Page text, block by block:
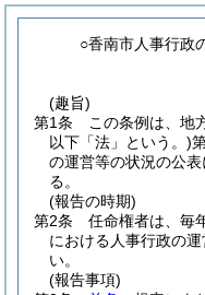
○香南市人事行政
(趣旨)
第1条
この条例は、地
以下「法」という。)
の運営等の状況の公
る。
(報告の時期)
第2条
任命権者は、毎
における人事行政の
い。
(報告事項)